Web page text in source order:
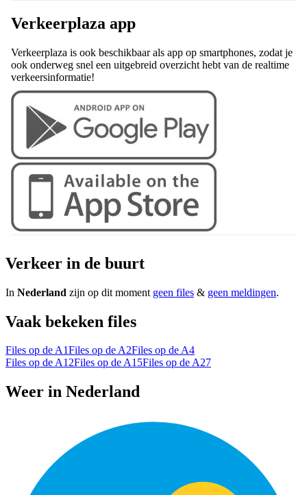
Verkeerplaza app
Verkeerplaza is ook beschikbaar als app op smartphones, zodat je
ook onderweg snel een uitgebreid overzicht hebt van de realtime
verkeersinformatie!
Verkeer in de buurt
In Nederland zijn op dit moment geen files & geen meldingen.
Vaak bekeken files
Files op de A1Files op de A2Files op de A4
Files op de A12Files op de A15Files op de A27
Weer in Nederland